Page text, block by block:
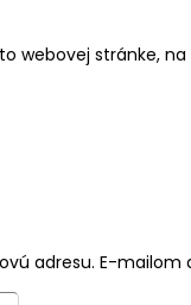
webovej stránke,
adresu. E-